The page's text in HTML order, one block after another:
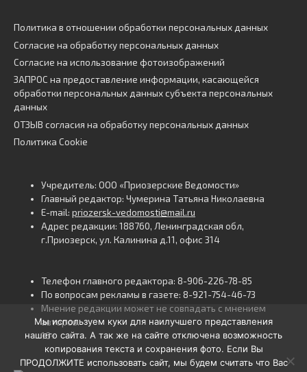
Политика в отношении обработки персональных данных
Согласие на обработку персональных данных
Согласие на использование фотоизображений
ЗАПРОС на предоставление информации, касающейся
обработки персональных данных субъекта персональных
данных
ОТЗЫВ согласия на обработку персональных данных
Политика Cookie
Учредитель: ООО «Приозерские Ведомости»
Главный редактор: Чумерина Татьяна Николаевна
E-mail: priozersk-vedomosti@mail.ru
Адрес редакции: 188760, Ленинградская обл,
г.Приозерск, ул. Калинина д.11, офис 314
Телефон главного редактора: 8-906-226-78-85
По вопросам рекламы в газете: 8-921-754-46-73
Мнение редакции может не совпадать с мнением
авторов.
16+
Мы используем куки для наилучшего представления
нашего сайта. А так же на сайте отключена возможность
копирования текста и сохранения фото. Если Вы
ПРОДОЛЖИТЕ использовать сайт, мы будем считать что Вас